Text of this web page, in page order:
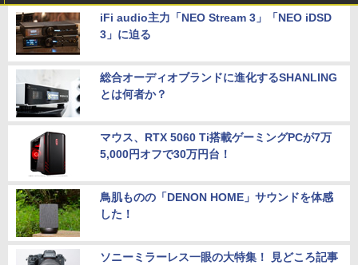
iFi audio主力「NEO Stream 3」「NEO iDSD
3」に迫る
総合オーディオブランドに進化するSHANLING
とは何者か？
マウス、RTX 5060 Ti搭載ゲーミングPCが7万
5,000円オフで30万円台！
鳥肌ものの「DENON HOME」サウンドを体感
した！
ソニーミラーレス一眼の大特集！ 見どころ記事